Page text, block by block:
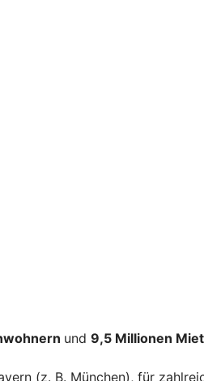
und 9,5 Millionen
(z. B. München), für